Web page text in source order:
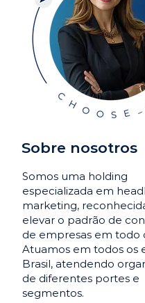
Sobre nosotros
Somos uma holding
especializada em
marketing,
elevar o padrão de
de empresas em todo
Atuamos em todos os
Brasil, atendendo
de diferentes portes e
segmentos.